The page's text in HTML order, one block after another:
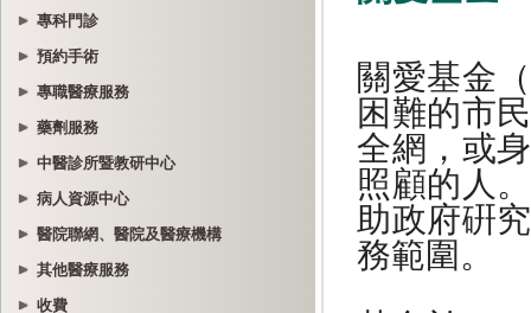
專科門診
預約手術
專職醫療服務
藥劑服務
中醫診所暨教研中心
病人資源中心
醫院聯網、醫院及醫療機構
其他醫療服務
收費